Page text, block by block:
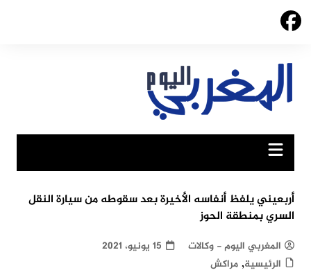
Skip
أربعيني يلفظ أنفاسه الأخيرة بعد سقوطه من سيارة النقل
السري بمنطقة الحوز
المغربي اليوم - وكالات
15 يونيو، 2021
الرئيسية, مراكش